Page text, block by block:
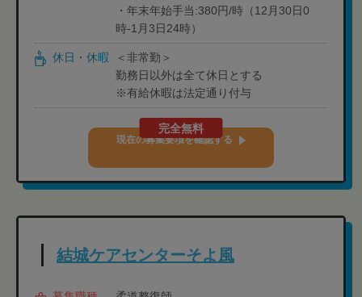
・年末年始手当:380円/時（12月30日0
時-1月3日24時）
休日・休暇
＜非常勤＞
勤務日以外は全て休日とする
※有給休暇は法定通り付与
完全無料
現在の募集要項を確認する
結城ケアセンターそよ風